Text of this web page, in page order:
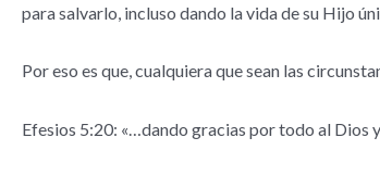
para salvarlo, incluso dando la vida de su Hijo
Por eso es que, cualquiera que sean las
Efesios 5:20: «…dando gracias por todo al Dios